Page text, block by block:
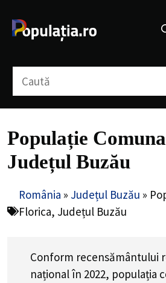
conținut
Populație
Județul Buzău
România » Județul Buzău »
Florica, Județul Buzău
Conform recensământului
național în 2022, populația